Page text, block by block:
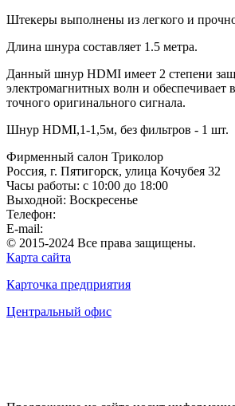
Штекеры выполнены из легкого и
Длина шнура составляет 1.5 метра.
Данный шнур HDMI имеет 2 степени
электромагнитных волн и обеспечивает
точного оригинального сигнала.
Шнур HDMI,1-1,5м, без фильтров - 1 шт.
Фирменный салон Триколор
Россия, г. Пятигорск, улица Кочубея 32
Часы работы: с 10:00 до 18:00
Выходной: Воскресенье
Телефон:
E-mail:
© 2015-2024 Все права защищены.
Карта сайта
Карточка предприятия
Центральный офис